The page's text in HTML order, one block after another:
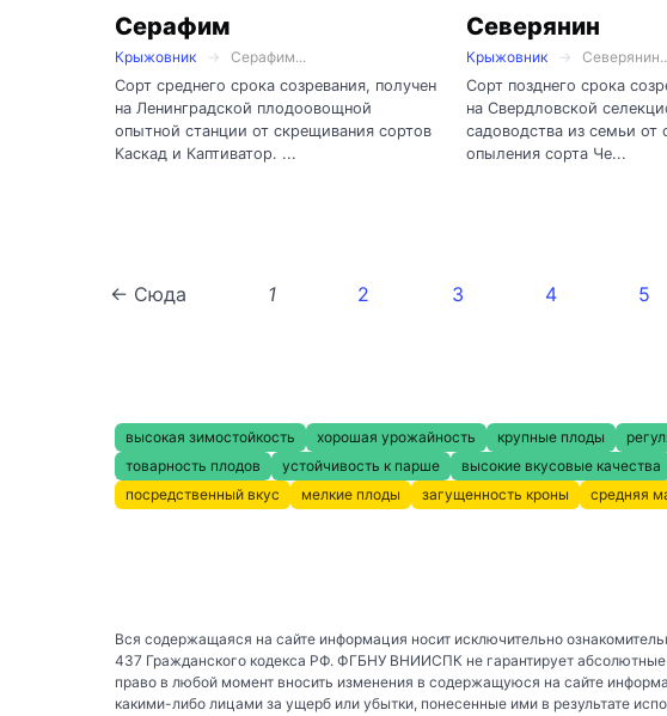
Серафим
Крыжовник
Серафим...
Сорт среднего срока созревания, получен
на Ленинградской плодоовощной
опытной станции от скрещивания сортов
Каскад и Каптиватор. ...
Северянин
Крыжовник
Сорт позднего срока
на Свердловской
садоводства из семьи от
опыления сорта Че...
← Сюда 1 2 3 4 5
высокая зимостойкость хорошая урожайность крупные плоды
товарность плодов
устойчивость к парше высокие вкусовые качества
посредственный вкус
мелкие плоды загущенность кроны средняя
Вся содержащаяся на сайте информация носит исключительно
437 Гражданского кодекса РФ. ФГБНУ ВНИИСПК не гарантирует
право в любой момент вносить изменения в содержащуюся на сайте
какими-либо лицами за ущерб или убытки, понесенные ими в результате